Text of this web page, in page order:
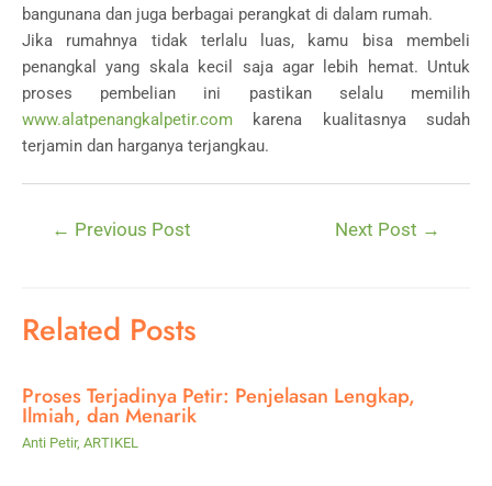
bangunana dan juga berbagai perangkat di dalam rumah.
Jika rumahnya tidak terlalu luas, kamu bisa membeli
penangkal yang skala kecil saja agar lebih hemat. Untuk
proses pembelian ini pastikan selalu memilih
www.alatpenangkalpetir.com karena kualitasnya sudah
terjamin dan harganya terjangkau.
← Previous Post Next Post →
Related Posts
Proses Terjadinya Petir: Penjelasan Lengkap,
Ilmiah, dan Menarik
Anti Petir, ARTIKEL